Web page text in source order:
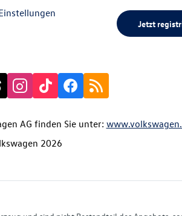
Jetzt
AG finden Sie unter:
2026